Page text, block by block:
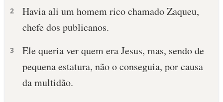
PALAVRA DO DIA
SALMO DO DIA
DEVOCIONAL DIÁRIO
10 MANDAMENTOS
2
Havia ali um homem rico chamado Zaqueu,
chefe dos publicanos.
3
Ele queria ver quem era Jesus, mas, sendo de
pequena estatura, não o conseguia, por causa
da multidão.